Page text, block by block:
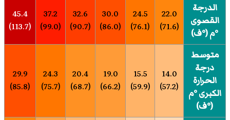
الدرجة
القصوى
°م (°ف)
22.0
(71.6)
24.5
(76.1)
30.0
(86.0)
32.6
(90.7)
37.2
(99.0)
45.4
(113.7)
متوسط
درجة
الحرارة
الكبرى °م
(°ف)
14.0
(57.2)
15.5
(59.9)
19.0
(66.2)
20.4
(68.7)
24.3
(75.7)
29.9
(85.8)